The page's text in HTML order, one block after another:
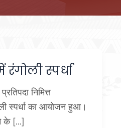
रंगोली स्पर्धा
निमित्त
स्पर्धा का आयोजन हुआ।
के […]